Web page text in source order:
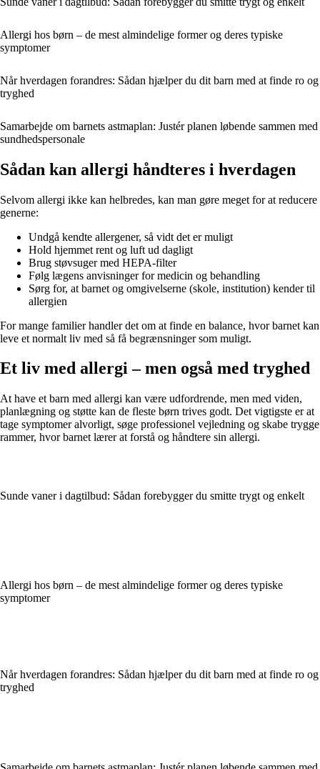
Allergi hos børn – de mest almindelige former og deres typiske
symptomer
Når hverdagen forandres: Sådan hjælper du dit barn med at finde ro og
tryghed
Samarbejde om barnets astmaplan: Justér planen løbende sammen med
sundhedspersonale
Sådan kan allergi håndteres i hverdagen
Selvom allergi ikke kan helbredes, kan man gøre meget for at reducere
generne:
Undgå kendte allergener, så vidt det er muligt
Hold hjemmet rent og luft ud dagligt
Brug støvsuger med HEPA-filter
Følg lægens anvisninger for medicin og behandling
Sørg for, at barnet og omgivelserne (skole, institution) kender til
allergien
For mange familier handler det om at finde en balance, hvor barnet kan
leve et normalt liv med så få begrænsninger som muligt.
Et liv med allergi – men også med tryghed
At have et barn med allergi kan være udfordrende, men med viden,
planlægning og støtte kan de fleste børn trives godt. Det vigtigste er at
tage symptomer alvorligt, søge professionel vejledning og skabe trygge
rammer, hvor barnet lærer at forstå og håndtere sin allergi.
Sunde vaner i dagtilbud: Sådan forebygger du smitte trygt og enkelt
Allergi hos børn – de mest almindelige former og deres typiske
symptomer
Når hverdagen forandres: Sådan hjælper du dit barn med at finde ro og
tryghed